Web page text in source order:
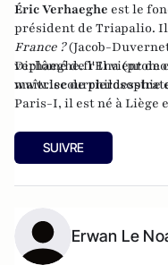
Éric Verhaeghe est le
président de Triapalio.
France ?(Jacob-
verhaeghe.frIl vient de
Diplômé de l'Ena
maîtrise de philosophie
Paris-I, il est né à Liège
SUIVRE
Erwan Le